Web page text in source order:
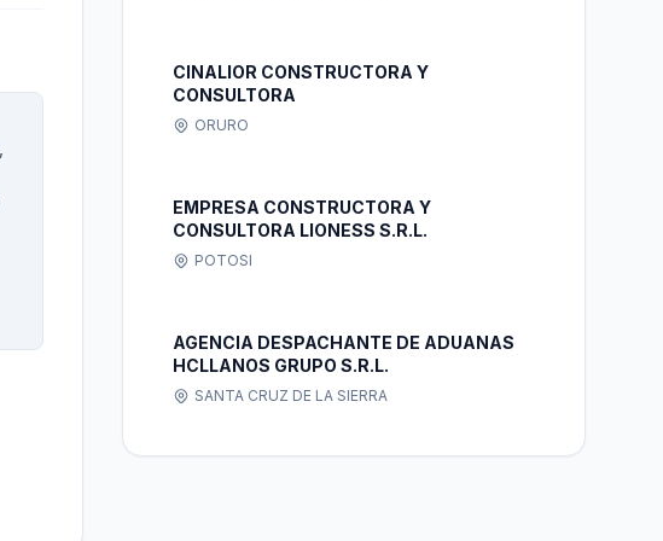
CINALIOR CONSTRUCTORA Y
CONSULTORA
ORURO
EMPRESA CONSTRUCTORA Y
CONSULTORA LIONESS S.R.L.
POTOSI
AGENCIA DESPACHANTE DE ADUANAS
HCLLANOS GRUPO S.R.L.
SANTA CRUZ DE LA SIERRA